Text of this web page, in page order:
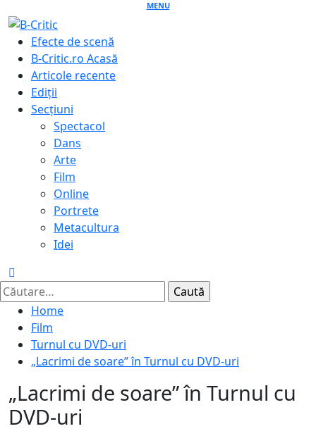
to
content
MENU
Primary
Menu
Efecte de scenă
B-Critic.ro Acasă
Articole recente
Ediții
Secțiuni
Spectacol
Dans
Arte
Film
Online
Portrete
Metacultura
Idei
Caută
după:Home
Film
Turnul cu DVD-uri
„Lacrimi de soare” în Turnul cu DVD-uri
„Lacrimi de soare” în Turnul cu
DVD-uri